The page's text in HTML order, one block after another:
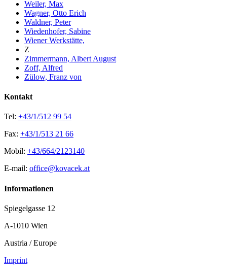
Weiler, Max
Wagner, Otto Erich
Waldner, Peter
Wiedenhofer, Sabine
Wiener Werkstätte,
Z
Zimmermann, Albert August
Zoff, Alfred
Zülow, Franz von
Kontakt
Tel: +43/1/512 99 54
Fax: +43/1/513 21 66
Mobil: +43/664/2123140
E-mail: office@kovacek.at
Informationen
Spiegelgasse 12
A-1010 Wien
Austria / Europe
Imprint